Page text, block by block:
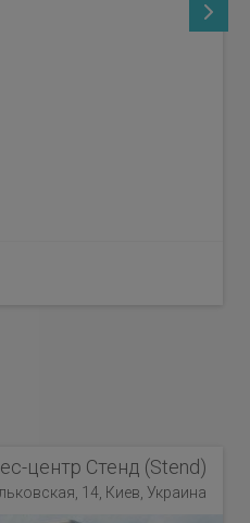
центр Стенд (Stend)
14, Киев, Украина